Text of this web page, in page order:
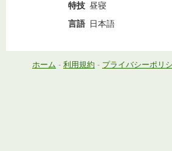
特技 昼寝
言語 日本語
ホーム - 利用規約 - プライバシーポリ